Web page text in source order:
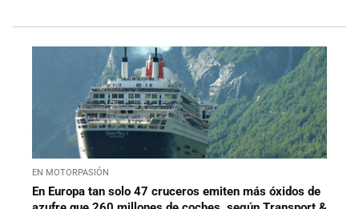
EN MOTORPASIÓN
En Europa tan solo 47 cruceros emiten más óxidos de